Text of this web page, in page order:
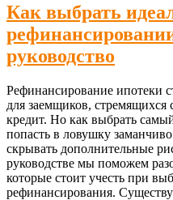
Как выбрать
руководство
Рефинансирование ипотеки
для заемщиков, стремящихся
кредит. Но как выбрать
попасть в ловушку
скрывать дополнительные
руководстве мы поможем
которые стоит учесть при
рефинансирования.